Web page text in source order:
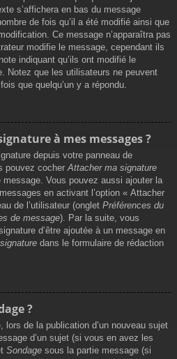
s’affichera en bas du message
de fois qu’il a été modifié ainsi que
Ce message n’apparaîtra pas
modifie le message, cependant ils
indiquant qu’ils ont modifié le
Notez que les utilisateurs ne peuvent
que quelqu’un y a répondu.
à mes messages ?
depuis votre panneau de
pouvez cocher Attacher ma signature
Vous pouvez aussi ajouter la
en activant l’option « Attacher
de l’utilisateur (onglet Préférences du
de message). Par la suite, vous
d’être ajoutée à un message en
dans le formulaire de rédaction
?
lors de la publication d’un nouveau sujet
d’un sujet (si vous en avez les
Sondage sous la partie message (si